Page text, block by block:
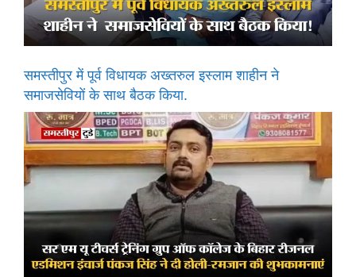
समस्तीपुर में पूर्व विधायक अख्तरुल इस्लाम शाहीन ने
समाजसेवियों के साथ बैठक किया.